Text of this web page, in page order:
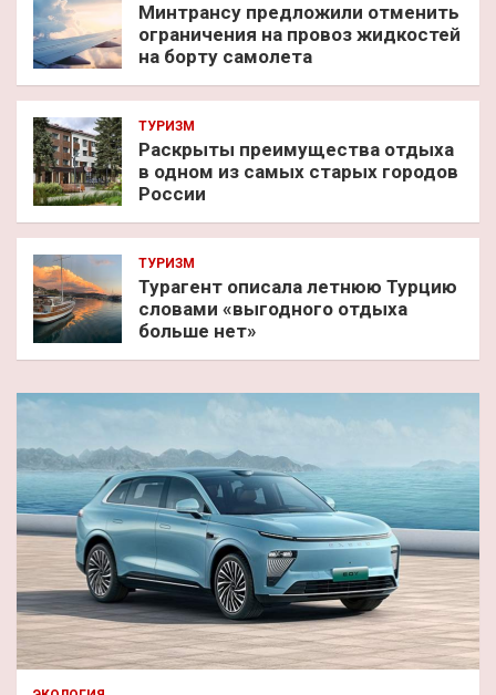
Минтрансу предложили отменить
ограничения на провоз жидкостей
на борту самолета
ТУРИЗМ
Раскрыты преимущества отдыха
в одном из самых старых городов
России
ТУРИЗМ
Турагент описала летнюю Турцию
словами «выгодного отдыха
больше нет»